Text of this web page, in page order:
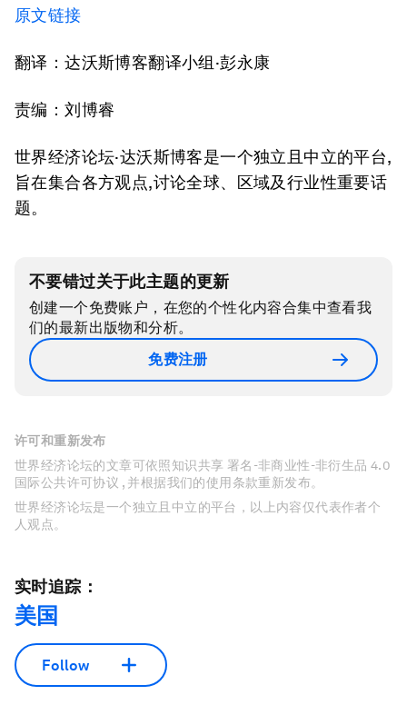
原文链接
翻译：达沃斯博客翻译小组·彭永康
责编：刘博睿
世界经济论坛·达沃斯博客是一个独立且中立的平台,
旨在集合各方观点,讨论全球、区域及行业性重要话
题。
不要错过关于此主题的更新
创建一个免费账户，在您的个性化内容合集中查看我
们的最新出版物和分析。
免费注册
许可和重新发布
世界经济论坛的文章可依照知识共享 署名-非商业性-非衍生品 4.0
国际公共许可协议 , 并根据我们的使用条款重新发布。
世界经济论坛是一个独立且中立的平台，以上内容仅代表作者个
人观点。
实时追踪：
美国
Follow